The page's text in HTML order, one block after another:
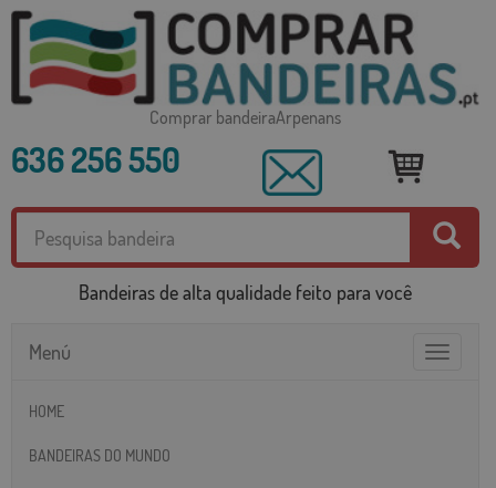
Comprar bandeiraArpenans
636 256 550
Bandeiras de alta qualidade feito para você
Toggle
Menú
HOME
BANDEIRAS DO MUNDO